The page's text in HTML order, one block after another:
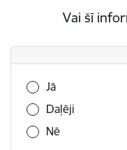
Vai šī
Vai šī informācija
Jā
Daļēji
Nē